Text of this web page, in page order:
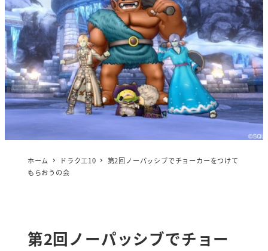
ホーム ドラクエ10
第2回ノーパッシブでチョーカーをつけて
もらおうの会
第2回ノーパッシブでチョー